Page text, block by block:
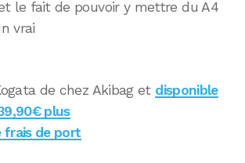
le fait de pouvoir y mettre du A4
vrai
de chez Akibag et disponible
plus
frais de port